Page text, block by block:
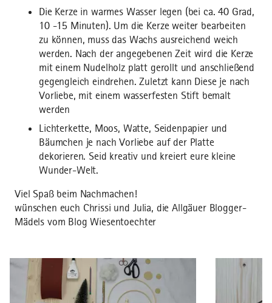
Die Kerze in warmes Wasser legen (bei ca. 40 Grad,
10 -15 Minuten). Um die Kerze weiter bearbeiten
zu können, muss das Wachs ausreichend weich
werden. Nach der angegebenen Zeit wird die Kerze
mit einem Nudelholz platt gerollt und anschließend
gegengleich eindrehen. Zuletzt kann Diese je nach
Vorliebe, mit einem wasserfesten Stift bemalt
werden
Lichterkette, Moos, Watte, Seidenpapier und
Bäumchen je nach Vorliebe auf der Platte
dekorieren. Seid kreativ und kreiert eure kleine
Wunder-Welt.
Viel Spaß beim Nachmachen!
wünschen euch Chrissi und Julia, die Allgäuer Blogger-
Mädels vom Blog Wiesentoechter